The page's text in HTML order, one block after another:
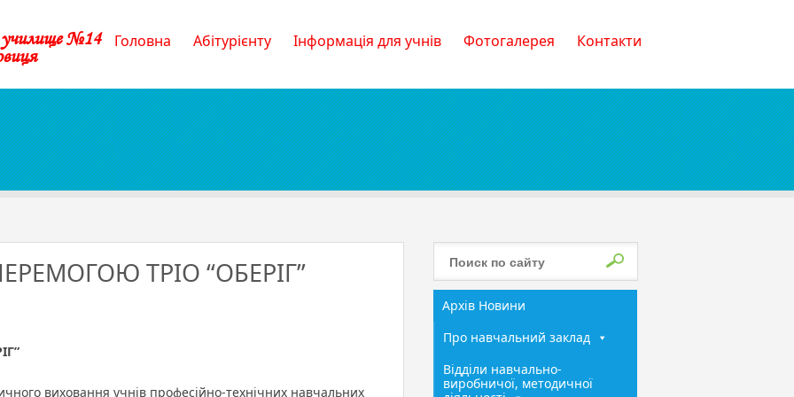
училище №14 Головна Абітурієнту Інформація для учнів Фотогалерея Контакти
ТРІО “ОБЕРІГ”
виховання учнів професійно-технічних навчальних
Архів Новини
Про навчальний заклад
Відділи навчально-
виробничої, методичної